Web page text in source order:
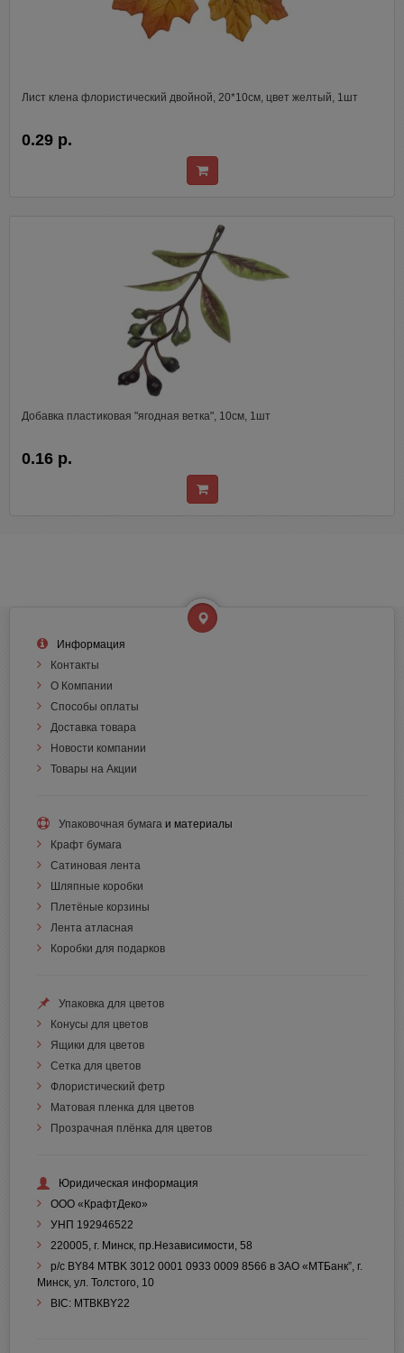
Лист клена флористический двойной, 20*10см, цвет желтый, 1шт
0.29 р.
Добавка пластиковая "ягодная ветка", 10см, 1шт
0.16 р.
Информация
Контакты
О Компании
Способы оплаты
Доставка товара
Новости компании
Товары на Акции
Упаковочная бумага и материалы
Крафт бумага
Сатиновая лента
Шляпные коробки
Плетёные корзины
Лента атласная
Коробки для подарков
Упаковка для цветов
Конусы для цветов
Ящики для цветов
Сетка для цветов
Флористический фетр
Матовая пленка для цветов
Прозрачная плёнка для цветов
Юридическая информация
ООО «КрафтДеко»
УНП 192946522
220005, г. Минск, пр.Независимости, 58
р/с BY84 MTBK 3012 0001 0933 0009 8566 в ЗАО «МТБанк”, г.
Минск, ул. Толстого, 10
BIC: МТВКBY22